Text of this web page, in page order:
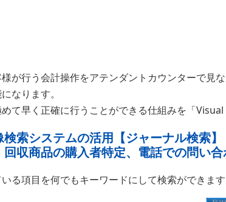
が行う会計操作をアテンダントカウンターで見
なります。
て早く正確に行うことができる仕組みを「Visual
索システムの活用【ジャーナル検索】
収商品の購入者特定、電話での問い
る項目を何でもキーワードにして検索ができます